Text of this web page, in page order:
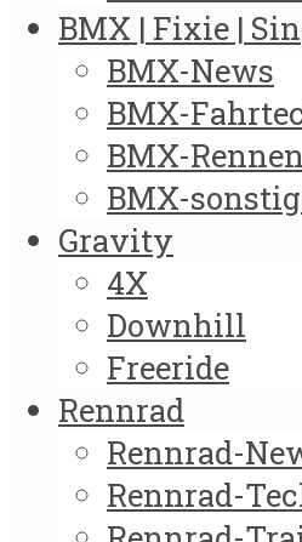
BMX | Fixie |
BMX-News
BMX-
BMX-Rennen
BMX-
Gravity
4X
Downhill
Freeride
Rennrad
Rennrad-
Rennrad-